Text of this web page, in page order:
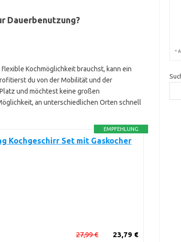
Dauerbenutzung?
Kochmöglichkeit brauchst, kann ein
du von der Mobilität und der
und möchtest keine großen
an unterschiedlichen Orten schnell
EMPFEHLUNG
Kochgeschirr Set mit Gaskocher
23,79 €
27,99 €
*